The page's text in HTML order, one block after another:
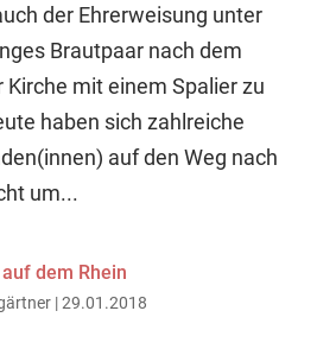
der Ehrerweisung unter
Brautpaar nach dem
Kirche mit einem Spalier zu
haben sich zahlreiche
auf den Weg nach
um...
dem Rhein
|29.01.2018